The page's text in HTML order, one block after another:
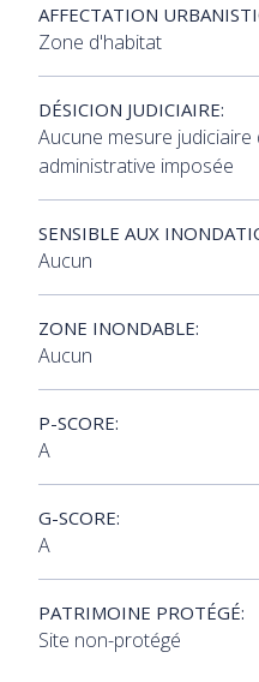
AFFECTATION
Zone d'habitat
DÉSICION JUDICIAIRE:
Aucune mesure
administrative imposée
SENSIBLE AUX
Aucun
ZONE INONDABLE:
Aucun
P-SCORE:
A
G-SCORE:
A
PATRIMOINE PROTÉGÉ:
Site non-protégé